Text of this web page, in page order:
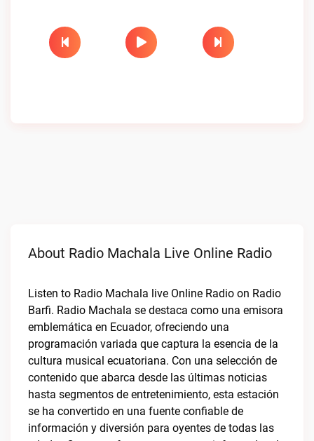
About Radio Machala Live Online Radio
Listen to Radio Machala live Online Radio on Radio
Barfi. Radio Machala se destaca como una emisora
emblemática en Ecuador, ofreciendo una
programación variada que captura la esencia de la
cultura musical ecuatoriana. Con una selección de
contenido que abarca desde las últimas noticias
hasta segmentos de entretenimiento, esta estación
se ha convertido en una fuente confiable de
información y diversión para oyentes de todas las